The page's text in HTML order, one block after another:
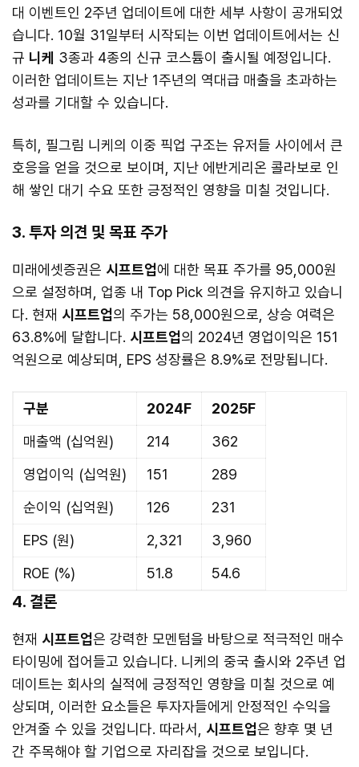
대 이벤트인 2주년 업데이트에 대한 세부 사항이 공개되었
습니다. 10월 31일부터 시작되는 이번 업데이트에서는 신
규 니케 3종과 4종의 신규 코스튬이 출시될 예정입니다.
이러한 업데이트는 지난 1주년의 역대급 매출을 초과하는
성과를 기대할 수 있습니다.
특히, 필그림 니케의 이중 픽업 구조는 유저들 사이에서 큰
호응을 얻을 것으로 보이며, 지난 에반게리온 콜라보로 인
해 쌓인 대기 수요 또한 긍정적인 영향을 미칠 것입니다.
3. 투자 의견 및 목표 주가
미래에셋증권은 시프트업에 대한 목표 주가를 95,000원
으로 설정하며, 업종 내 Top Pick 의견을 유지하고 있습니
다. 현재 시프트업의 주가는 58,000원으로, 상승 여력은
63.8%에 달합니다. 시프트업의 2024년 영업이익은 151
억원으로 예상되며, EPS 성장률은 8.9%로 전망됩니다.
구분 2024F
2025F
매출액 (십억원)
214
362
영업이익 (십억원)
151
289
순이익 (십억원)
126
231
EPS (원)
2,321
3,960
ROE (%)
51.8 54.6
4. 결론
현재 시프트업은 강력한 모멘텀을 바탕으로 적극적인 매수
타이밍에 접어들고 있습니다. 니케의 중국 출시와 2주년 업
데이트는 회사의 실적에 긍정적인 영향을 미칠 것으로 예
상되며, 이러한 요소들은 투자자들에게 안정적인 수익을
안겨줄 수 있을 것입니다. 따라서, 시프트업은 향후 몇 년
간 주목해야 할 기업으로 자리잡을 것으로 보입니다.